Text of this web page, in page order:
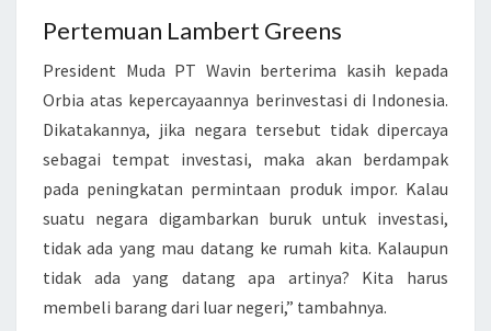
I
S
E
K
O
M
O
M
I
Pertemuan Lambert Greens
President Muda PT Wavin berterima kasih kepada
Orbia atas kepercayaannya berinvestasi di Indonesia.
Dikatakannya, jika negara tersebut tidak dipercaya
sebagai tempat investasi, maka akan berdampak
pada peningkatan permintaan produk impor. Kalau
suatu negara digambarkan buruk untuk investasi,
tidak ada yang mau datang ke rumah kita. Kalaupun
tidak ada yang datang apa artinya? Kita harus
membeli barang dari luar negeri,” tambahnya.